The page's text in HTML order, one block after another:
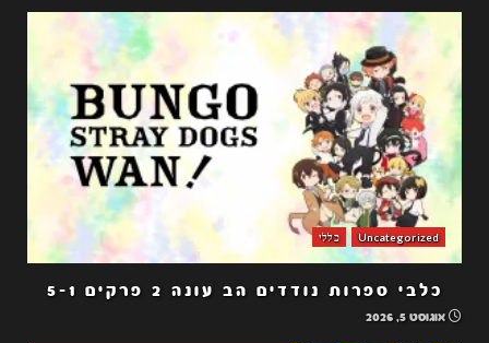
Uncategorized כללי
כלבי ספרות נודדים הב עונה 2 פרקים 5-1
אוגוסט 5, 2026